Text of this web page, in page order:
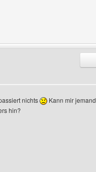
nichts
Kann mir jemand
hin?